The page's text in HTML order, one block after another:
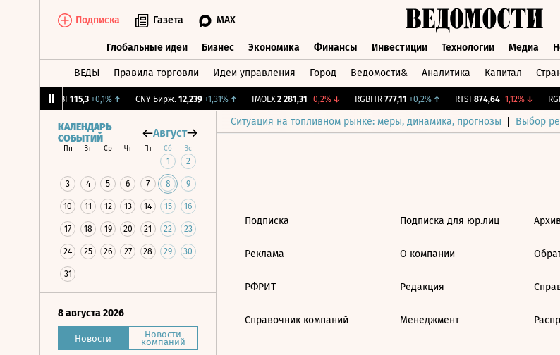
Подписка Газета MAX
Глобальные идеи Бизнес Экономика Финансы Инвестиции Технологии Медиа
ВЕДЫ Правила торговли Идеи управления Город Ведомости& Аналитика Капитал
115,3 +0,1%↑ CNY Бирж. 12,239 +1,31%↑ IMOEX 2 281,31 -0,2%↓ RGBITR 777,11 +0,2%↑ RTSI 874,64 -1,12%↓ RGBI
Ситуация на топливном рынке: меры, динамика, прогнозы Выбор
КАЛЕНДАРЬ
СОБЫТИЙ
Август
Пн Вт Ср Чт Пт Сб Вс
1 2
3 4 5 6 7 8 9
10 11 12 13 14 15 16
17 18 19 20 21 22 23
24 25 26 27 28 29 30
31
8 августа 2026
Новости Новости
компаний
Подписка
Реклама
РФРИТ
Справочник компаний
Подписка для юр.лиц
О компании
Редакция
Менеджмент
Архив